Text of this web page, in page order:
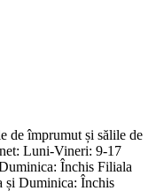
de împrumut și sălile de
Luni-Vineri: 9-17
Închis Filiala
și Duminica: Închis